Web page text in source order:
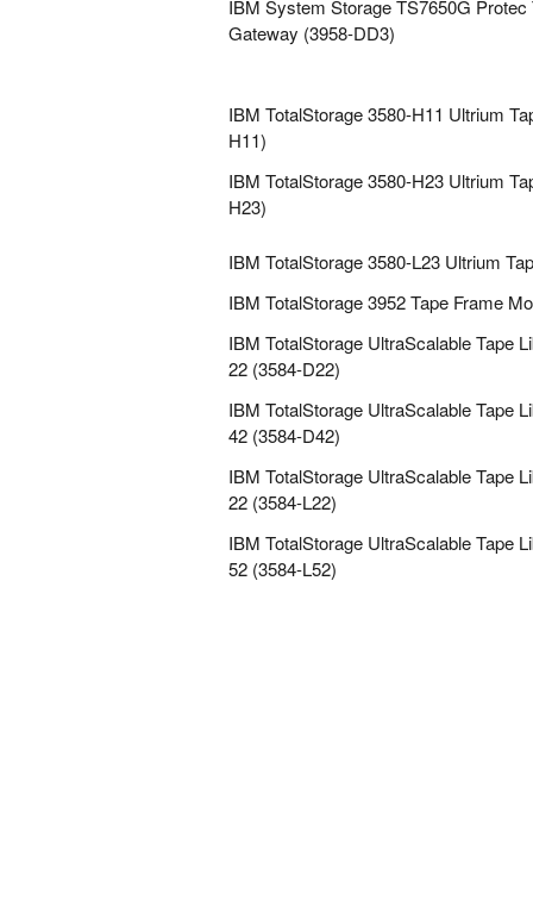
IBM System Storage TS7650G
Gateway (3958-DD3)
IBM TotalStorage 3580-H11 Ultrium
H11)
IBM TotalStorage 3580-H23 Ultrium
H23)
IBM TotalStorage 3580-L23 Ultrium
IBM TotalStorage 3952 Tape Frame
IBM TotalStorage UltraScalable Tape
22 (3584-D22)
IBM TotalStorage UltraScalable Tape
42 (3584-D42)
IBM TotalStorage UltraScalable Tape
22 (3584-L22)
IBM TotalStorage UltraScalable Tape
52 (3584-L52)